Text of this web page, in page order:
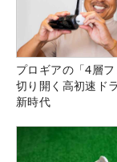
プロギアの「4層
切り開く高初速ド
新時代